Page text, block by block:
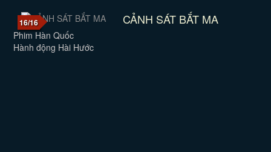
16/16 CẢNH SÁT BẮT MA
Phim Hàn Quốc
Hành động Hài Hước